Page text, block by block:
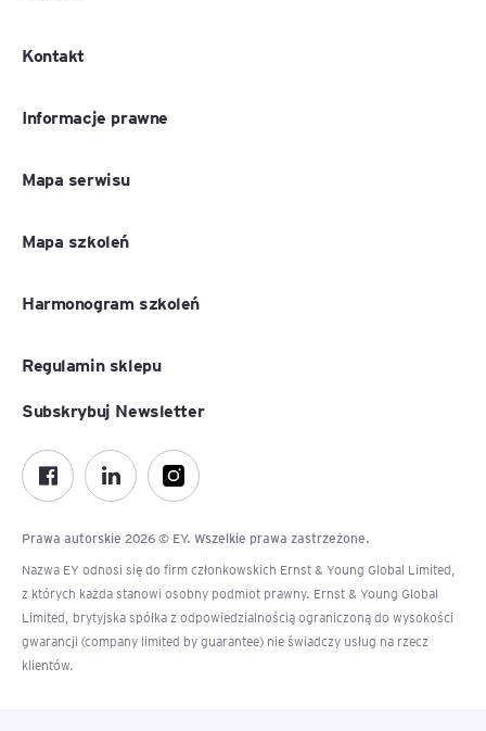
Kontakt
Informacje prawne
Mapa serwisu
Mapa szkoleń
Harmonogram szkoleń
Regulamin sklepu
Prawa autorskie 2026 © EY. Wszelkie prawa zastrzeżone.
Nazwa EY odnosi się do firm członkowskich Ernst & Young Global Limited,
z których każda stanowi osobny podmiot prawny. Ernst & Young Global
Limited, brytyjska spółka z odpowiedzialnością ograniczoną do wysokości
gwarancji (company limited by guarantee) nie świadczy usług na rzecz
klientów.
Subskrybuj Newsletter